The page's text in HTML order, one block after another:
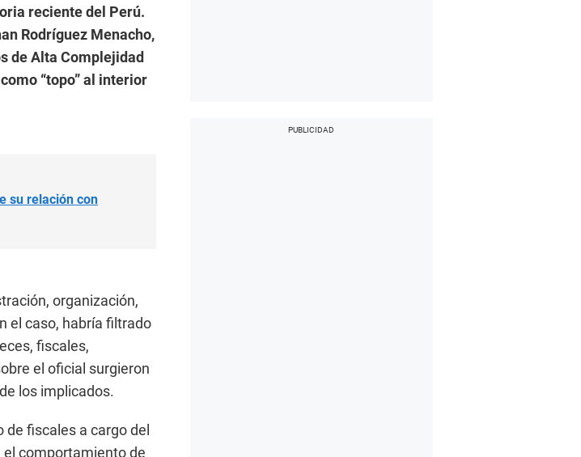
reciente del Perú.
Rodríguez Menacho,
de Alta Complejidad
“topo” al interior
su relación con
organización,
el caso, habría filtrado
fiscales,
el oficial surgieron
los implicados.
fiscales a cargo del
comportamiento de